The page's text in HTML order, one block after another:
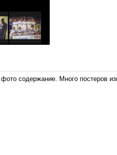
содержание. Много постеров